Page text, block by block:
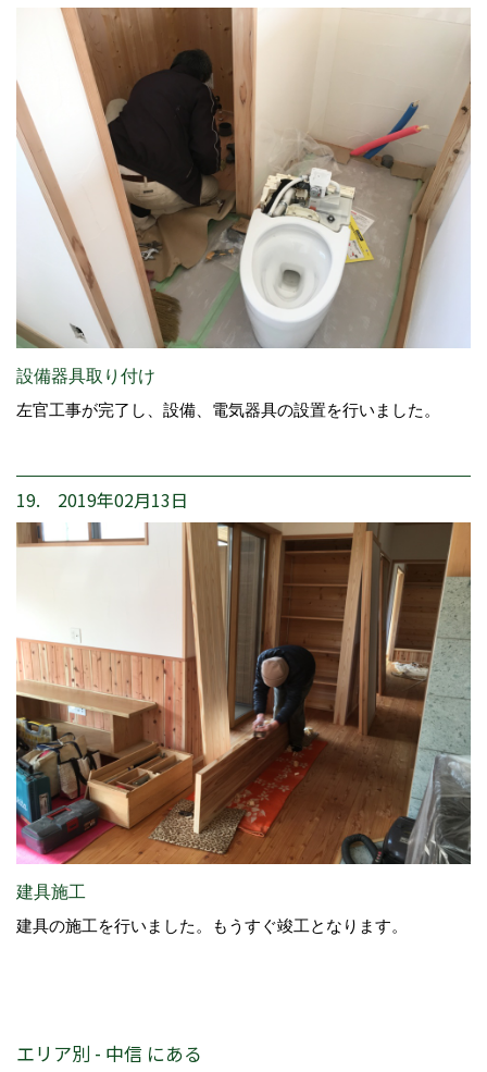
設備器具取り付け
左官工事が完了し、設備、電気器具の設置を行いました。
19. 2019年02月13日
建具施工
建具の施工を行いました。もうすぐ竣工となります。
エリア別 - 中信 にある